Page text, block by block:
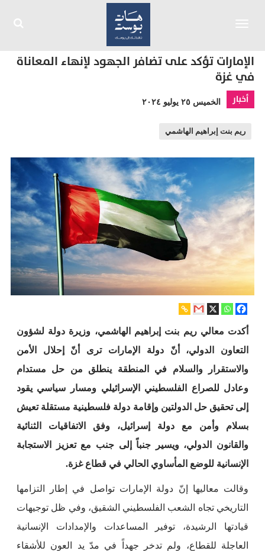
الإمارات تؤكد على تضافر الجهود لإنهاء المعاناة
في غزة
أخبار الخميس ٢٥ يوليو ٢٠٢٤
ريم بنت إبراهيم الهاشمي
أكدت معالي ريم بنت إبراهيم الهاشمي، وزيرة دولة لشؤون
التعاون الدولي، أنّ دولة الإمارات ترى أنّ إحلال الأمن
والاستقرار والسلام في المنطقة ينطلق من حل مستدام
وعادل للصراع الفلسطيني الإسرائيلي ومسار سياسي يقود
إلى تحقيق حل الدولتين وإقامة دولة فلسطينية مستقلة تعيش
بسلام وأمن مع دولة إسرائيل، وفق الاتفاقيات الثنائية
والقانون الدولي، ويسير جنباً إلى جنب مع تعزيز الاستجابة
الإنسانية للوضع المأساوي الحالي في قطاع غزة.
وقالت معاليها إنّ دولة الإمارات تواصل في إطار التزامها
التاريخي تجاه الشعب الفلسطيني الشقيق، وفي ظل توجيهات
قيادتها الرشيدة، توفير المساعدات والإمدادات الإنسانية
العاجلة للقطاع، ولم تدخر جهداً في مدّ يد العون للأشقاء